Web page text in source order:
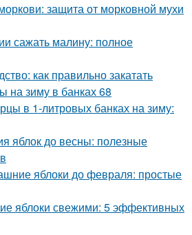
защита от морковной мухи
сажать малину: полное
как правильно закатать
на зиму в банках 68
в 1-литровых банках на зиму:
яблок до весны: полезные
яблоки до февраля: простые
яблоки свежими: 5 эффективных